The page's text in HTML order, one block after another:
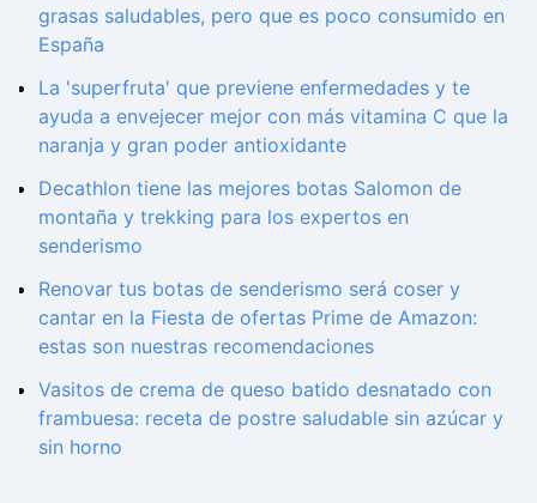
grasas saludables, pero que es poco consumido en
España
La 'superfruta' que previene enfermedades y te
ayuda a envejecer mejor con más vitamina C que la
naranja y gran poder antioxidante
Decathlon tiene las mejores botas Salomon de
montaña y trekking para los expertos en
senderismo
Renovar tus botas de senderismo será coser y
cantar en la Fiesta de ofertas Prime de Amazon:
estas son nuestras recomendaciones
Vasitos de crema de queso batido desnatado con
frambuesa: receta de postre saludable sin azúcar y
sin horno